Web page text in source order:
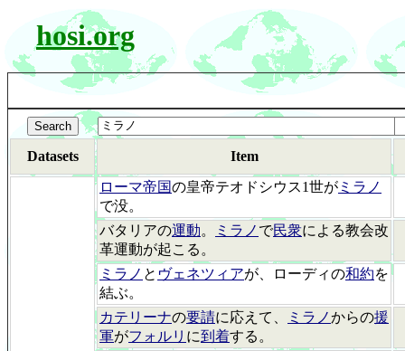
hosi.org
Datasets Item
ローマ帝国の皇帝テオドシウス1世が ミラノ
で没。
バタリアの運動。 ミラノ で民衆による教会改
革運動が起こる。
ミラノ と ヴェネツィアが、ローディの和約を
結ぶ。
カテリーナの要請に応えて、 ミラノからの援
軍がフォルリ に到着する。